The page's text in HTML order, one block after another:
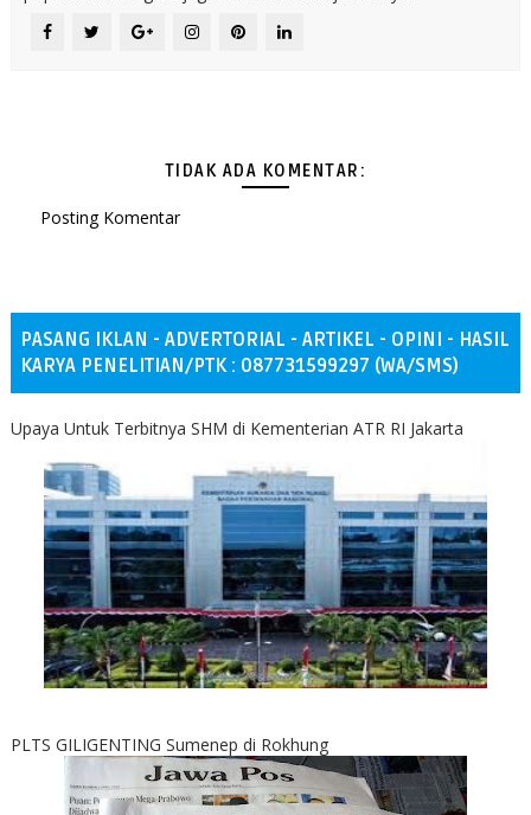
TIDAK ADA KOMENTAR:
Posting Komentar
PASANG IKLAN - ADVERTORIAL - ARTIKEL - OPINI - HASIL
KARYA PENELITIAN/PTK : 087731599297 (WA/SMS)
Upaya Untuk Terbitnya SHM di Kementerian ATR RI Jakarta
PLTS GILIGENTING Sumenep di Rokhung